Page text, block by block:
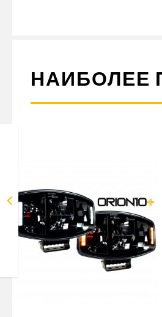
НАИБОЛЕЕ